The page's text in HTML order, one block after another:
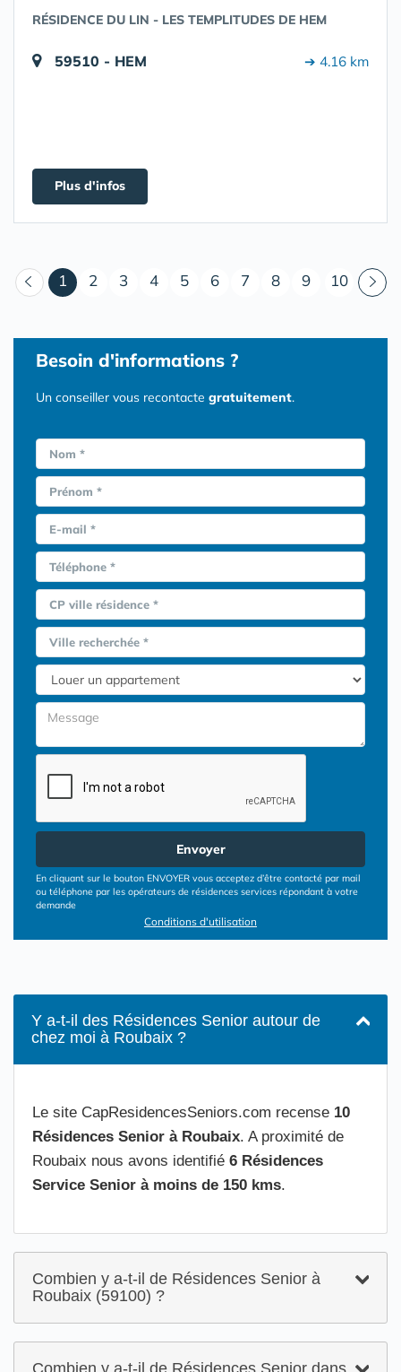
RÉSIDENCE DU LIN - LES TEMPLITUDES DE HEM
59510 - HEM ➔ 4.16 km
Plus d'infos
1 (courant)
2 3 4 5 6 7 8 9 10
Besoin d'informations ?
Un conseiller vous recontacte gratuitement.
Nom *
Prénom *
E-mail *
Téléphone *
CP ville résidence *
Ville recherchée *
Envoyer
En cliquant sur le bouton ENVOYER vous acceptez d’être contacté par mail
ou téléphone par les opérateurs de résidences services répondant à votre
demande
Conditions d'utilisation
Y a-t-il des Résidences Senior autour de
chez moi à Roubaix ?
Le site CapResidencesSeniors.com recense 10
Résidences Senior à Roubaix. A proximité de
Roubaix nous avons identifié 6 Résidences
Service Senior à moins de 150 kms.
Combien y a-t-il de Résidences Senior à
Roubaix (59100) ?
Combien y a-t-il de Résidences Senior dans